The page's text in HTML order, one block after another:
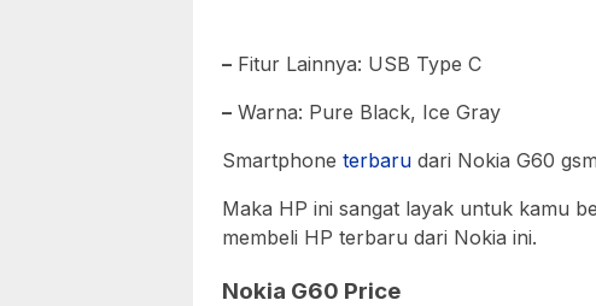
– Fitur Lainnya: USB Type C
– Warna: Pure Black, Ice Gray
Smartphone terbaru dari Nokia G60
Maka HP ini sangat layak untuk kamu
membeli HP terbaru dari Nokia ini.
Nokia G60 Price